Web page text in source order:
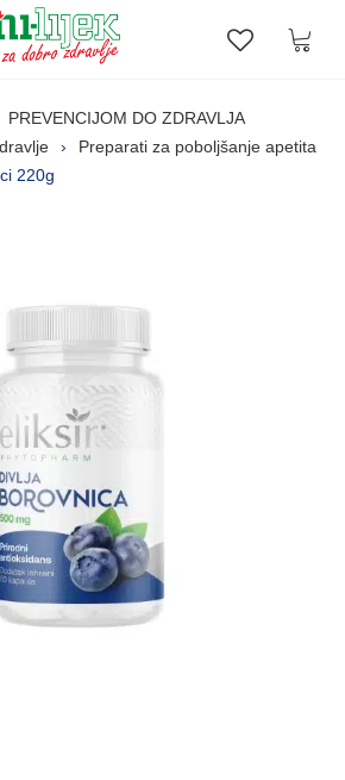
Lista
PREVENCIJOM DO ZDRAVLJA
Preparati za poboljšanje apetita
220g